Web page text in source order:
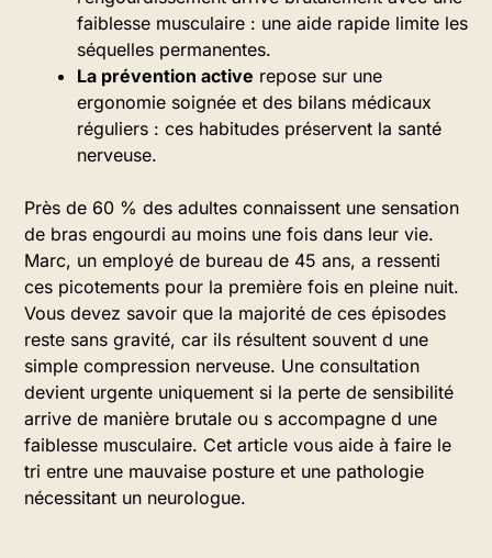
faiblesse musculaire : une aide rapide limite les
séquelles permanentes.
La prévention active repose sur une
ergonomie soignée et des bilans médicaux
réguliers : ces habitudes préservent la santé
nerveuse.
Près de 60 % des adultes connaissent une sensation
de bras engourdi au moins une fois dans leur vie.
Marc, un employé de bureau de 45 ans, a ressenti
ces picotements pour la première fois en pleine nuit.
Vous devez savoir que la majorité de ces épisodes
reste sans gravité, car ils résultent souvent d une
simple compression nerveuse. Une consultation
devient urgente uniquement si la perte de sensibilité
arrive de manière brutale ou s accompagne d une
faiblesse musculaire. Cet article vous aide à faire le
tri entre une mauvaise posture et une pathologie
nécessitant un neurologue.